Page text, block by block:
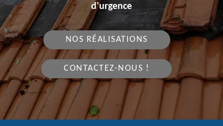
d'urgence
NOS RÉALISATIONS
CONTACTEZ-NOUS !